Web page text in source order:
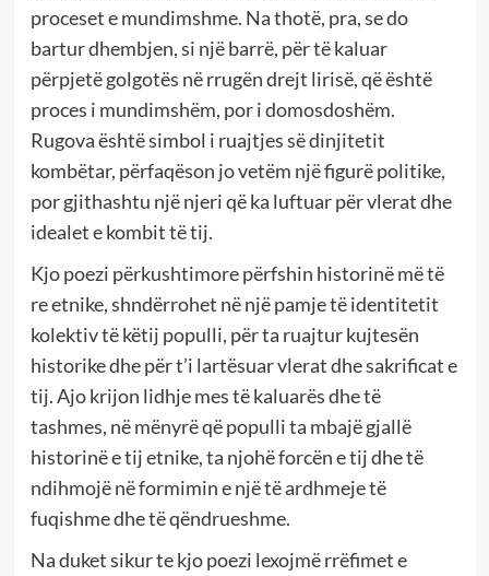
proceset e mundimshme. Na thotë, pra, se do
bartur dhembjen, si një barrë, për të kaluar
përpjetë golgotës në rrugën drejt lirisë, që është
proces i mundimshëm, por i domosdoshëm.
Rugova është simbol i ruajtjes së dinjitetit
kombëtar, përfaqëson jo vetëm një figurë politike,
por gjithashtu një njeri që ka luftuar për vlerat dhe
idealet e kombit të tij.
Kjo poezi përkushtimore përfshin historinë më të
re etnike, shndërrohet në një pamje të identitetit
kolektiv të këtij populli, për ta ruajtur kujtesën
historike dhe për t’i lartësuar vlerat dhe sakrificat e
tij. Ajo krijon lidhje mes të kaluarës dhe të
tashmes, në mënyrë që populli ta mbajë gjallë
historinë e tij etnike, ta njohë forcën e tij dhe të
ndihmojë në formimin e një të ardhmeje të
fuqishme dhe të qëndrueshme.
Na duket sikur te kjo poezi lexojmë rrëfimet e